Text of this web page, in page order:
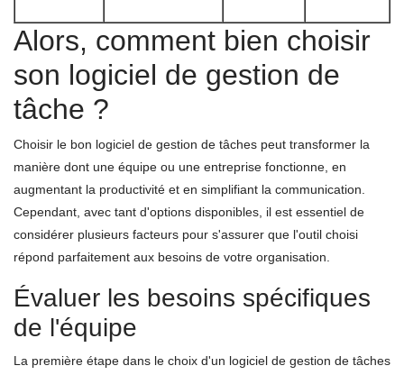
Alors, comment bien choisir
son logiciel de gestion de
tâche ?
Choisir le bon logiciel de gestion de tâches peut transformer la
manière dont une équipe ou une entreprise fonctionne, en
augmentant la productivité et en simplifiant la communication.
Cependant, avec tant d'options disponibles, il est essentiel de
considérer plusieurs facteurs pour s'assurer que l'outil choisi
répond parfaitement aux besoins de votre organisation.
Évaluer les besoins spécifiques
de l'équipe
La première étape dans le choix d'un logiciel de gestion de tâches